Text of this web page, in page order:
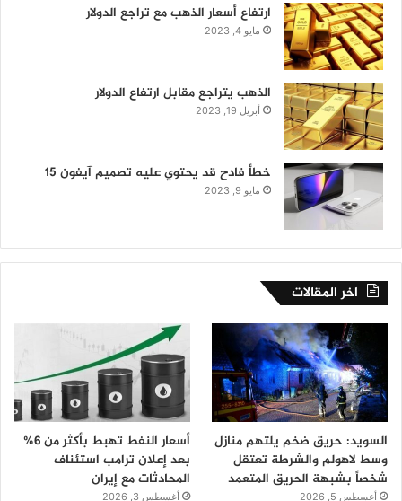
ارتفاع أسعار الذهب مع تراجع الدولار
مايو 4, 2023
الذهب يتراجع مقابل ارتفاع الدولار
أبريل 19, 2023
خطأ فادح قد يحتوي عليه تصميم آيفون 15
مايو 9, 2023
اخر المقالات
السويد: حريق ضخم يلتهم منازل
وسط لاهولم والشرطة تعتقل
شخصاً بشبهة الحريق المتعمد
أغسطس 5, 2026
أسعار النفط تهبط بأكثر من 6%
بعد إعلان ترامب استئناف
المحادثات مع إيران
أغسطس 3, 2026